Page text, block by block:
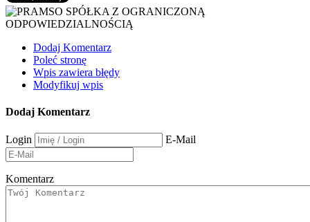
Dodaj Komentarz
Poleć stronę
Wpis zawiera błędy
Modyfikuj wpis
Dodaj Komentarz
Login E-Mail
Komentarz